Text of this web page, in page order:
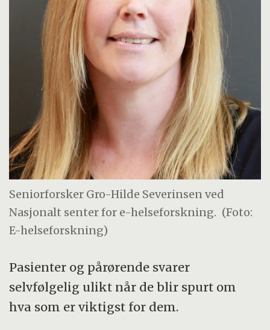
Seniorforsker Gro-Hilde Severinsen ved
Nasjonalt senter for e-helseforskning. (Foto:
E-helseforskning)
Pasienter og pårørende svarer
selvfølgelig ulikt når de blir spurt om
hva som er viktigst for dem.